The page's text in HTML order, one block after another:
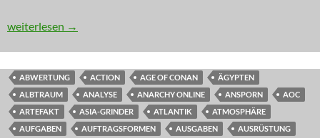
INNOVATION: Da wohnt doch was im Schrank
weiterlesen →
ABWERTUNG ACTION AGE OF CONAN
ÄGYPTEN
ALBTRAUM
ANALYSE ANARCHY ONLINE ANSPORN
AOC
ARTEFAKT
ASIA-GRINDER ATLANTIK
ATMOSPHÄRE
AUFGABEN
AUFTRAGSFORMEN AUSGABEN
AUSRÜSTUNG